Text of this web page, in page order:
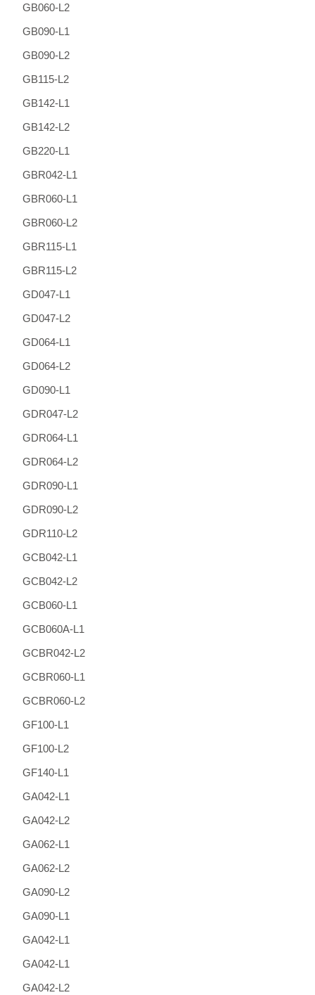
GB060-L2
GB090-L1
GB090-L2
GB115-L2
GB142-L1
GB142-L2
GB220-L1
GBR042-L1
GBR060-L1
GBR060-L2
GBR115-L1
GBR115-L2
GD047-L1
GD047-L2
GD064-L1
GD064-L2
GD090-L1
GDR047-L2
GDR064-L1
GDR064-L2
GDR090-L1
GDR090-L2
GDR110-L2
GCB042-L1
GCB042-L2
GCB060-L1
GCB060A-L1
GCBR042-L2
GCBR060-L1
GCBR060-L2
GF100-L1
GF100-L2
GF140-L1
GA042-L1
GA042-L2
GA062-L1
GA062-L2
GA090-L2
GA090-L1
GA042-L1
GA042-L1
GA042-L2